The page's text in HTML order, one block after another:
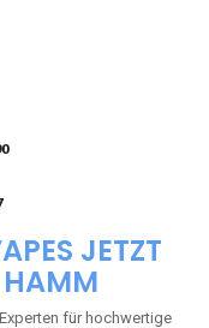
JETZT
HAMM
für hochwertige